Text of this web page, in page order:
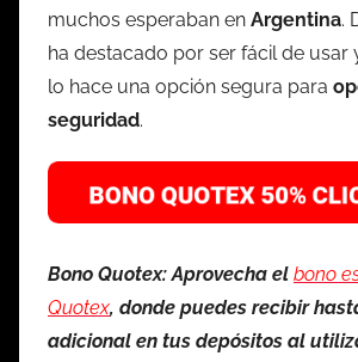
muchos esperaban en Argentina.
ha destacado por ser fácil de usar
lo hace una opción segura para
seguridad.
Bono Quotex: Aprovecha el bono
Quotex, donde puedes recibir
adicional en tus depósitos al